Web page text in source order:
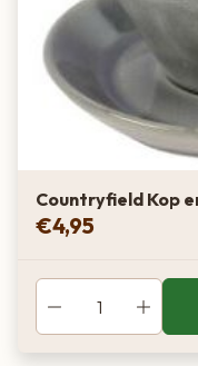
Countryfield Kop
€4,95